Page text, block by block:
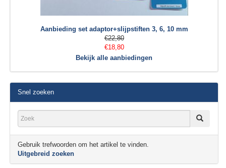
Aanbieding set adaptor+slijpstiften 3, 6, 10 mm
€22,80
€18,80
Bekijk alle aanbiedingen
Snel zoeken
Gebruik trefwoorden om het artikel te vinden.
Uitgebreid zoeken